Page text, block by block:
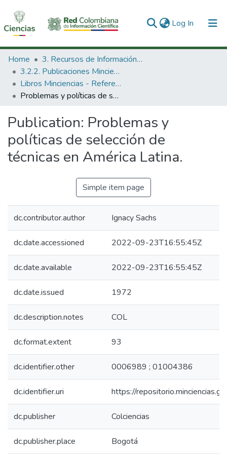
Log In (current)
Communities & Collections
All of DSpace
Statistics
Home
3. Recursos de Información Científica y Tecnológica
3.2.2. Publicaciones Minciencias
Libros Minciencias - Referenciales
Problemas y políticas de selección de técnicas en América Latina.
Publication: Problemas y
políticas de selección de
técnicas en América Latina.
Simple item page
dc.contributor.author Ignacy Sachs
dc.date.accessioned 2022-09-23T16:55:45Z
dc.date.available 2022-09-23T16:55:45Z
dc.date.issued 1972
dc.description.notes COL
dc.format.extent 93
dc.identifier.other 0006989 ; 01004386
dc.identifier.uri https://
dc.publisher Colciencias
dc.publisher.place Bogotá